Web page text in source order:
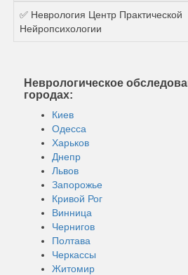
✅ Неврология Центр Практической
Нейропсихологии
Неврологическое
городах:
Киев
Одесса
Харьков
Днепр
Львов
Запорожье
Кривой Рог
Винница
Чернигов
Полтава
Черкассы
Житомир